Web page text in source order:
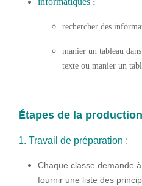
:
rechercher des
manier un tableau
texte ou manier un
Étapes de la production
1. Travail de préparation :
Chaque classe demande
fournir une liste des